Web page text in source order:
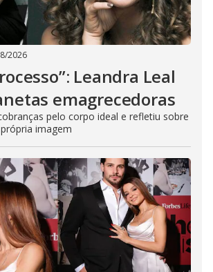
2026
Leandra Leal
emagrecedoras
pelo corpo ideal e refletiu sobre
imagem